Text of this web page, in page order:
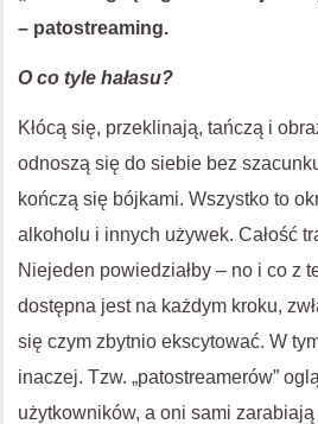
– patostreaming.
O co tyle hałasu?
Kłócą się, przeklinają, tańczą i
odnoszą się do siebie bez
kończą się bójkami. Wszystko to
alkoholu i innych używek. Całość
Niejeden powiedziałby – no i co z
dostępna jest na każdym kroku,
się czym zbytnio ekscytować. W
inaczej. Tzw. „patostreamerów”
użytkowników, a oni sami zarabiają